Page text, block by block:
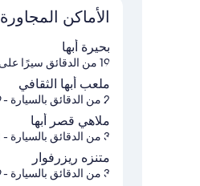
الأماكن المجاورة
بحيرة أبها
19 من الدقائق سيرًا على الأقدام
ملعب أبها الثقافي
2 من الدقائق بالسيارة - 2.9 كم
ملاهي قصر أبها
3 من الدقائق بالسيارة - 2.1 كم
متنزه ريزرفوار
3 من الدقائق بالسيارة - 3.9 كم